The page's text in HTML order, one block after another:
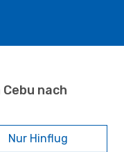
nach
Nur Hinflug